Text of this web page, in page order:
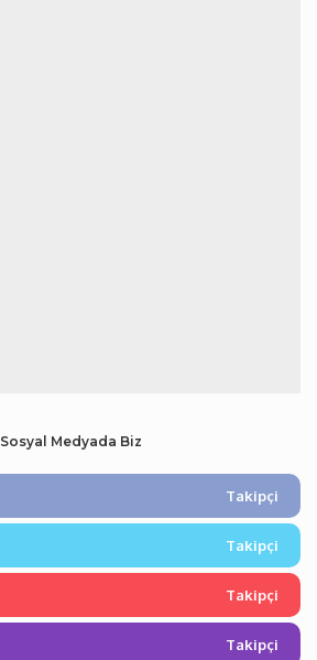
Sosyal Medyada Biz
Takipçi
Takipçi
Takipçi
Takipçi